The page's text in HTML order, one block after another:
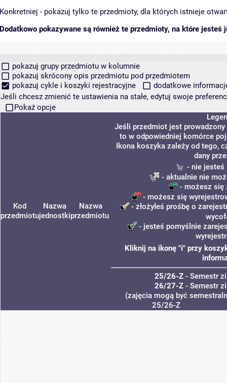
Konkretniej - pokazuj tylko te przedmioty, dla których istnieje
Dodatkowo pokazywane są również te przedmioty, na które jesteś
pokazuj grupy przedmiotu w kolumnie
pokazuj skrócony opis przedmiotu pod przedmiotem
pokazuj cykle i koszyki rejestracyjne
dodatkowe
Jeśli chcesz zmienić te ustawienia na stałe, edytuj swoje
Pokaż opcje
Kod
przedmiotu
Nazwa
jednostki
Nazwa
przedmiotu
Jeśli przedmiot jest prowadzony
to w odpowiedniej komórce
Ikona koszyka zależy od tego,
dany
- nie jesteś
- aktualnie nie
- możesz się
- możesz się
- złożyłeś prośbę o
- jesteś pomyślnie
Kliknij na ikonę "i" przy
25/26-Z- Semestr
26/27-Z- Semestr
(zajęcia mogą być
25/26-Z